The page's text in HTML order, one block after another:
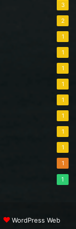
3
2
1
1
1
1
1
1
1
1
1
1
WordPress Web